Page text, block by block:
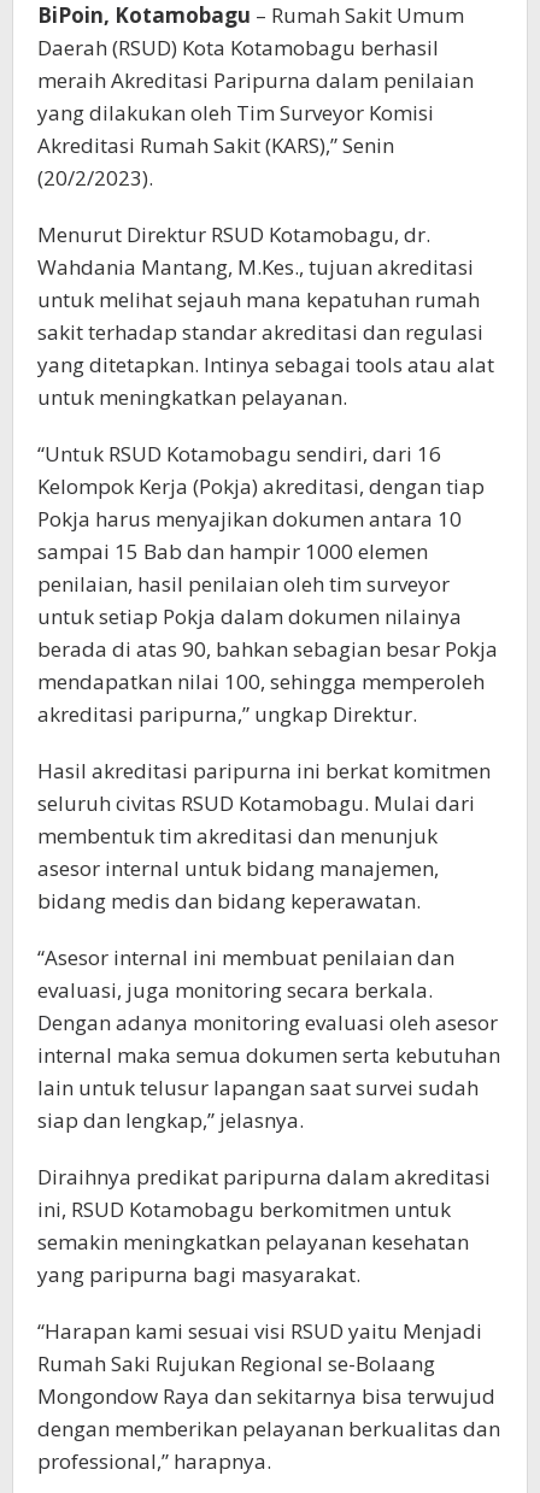
BiPoin, Kotamobagu – Rumah Sakit Umum
Daerah (RSUD) Kota Kotamobagu berhasil
meraih Akreditasi Paripurna dalam penilaian
yang dilakukan oleh Tim Surveyor Komisi
Akreditasi Rumah Sakit (KARS),” Senin
(20/2/2023).
Menurut Direktur RSUD Kotamobagu, dr.
Wahdania Mantang, M.Kes., tujuan akreditasi
untuk melihat sejauh mana kepatuhan rumah
sakit terhadap standar akreditasi dan regulasi
yang ditetapkan. Intinya sebagai tools atau alat
untuk meningkatkan pelayanan.
“Untuk RSUD Kotamobagu sendiri, dari 16
Kelompok Kerja (Pokja) akreditasi, dengan tiap
Pokja harus menyajikan dokumen antara 10
sampai 15 Bab dan hampir 1000 elemen
penilaian, hasil penilaian oleh tim surveyor
untuk setiap Pokja dalam dokumen nilainya
berada di atas 90, bahkan sebagian besar Pokja
mendapatkan nilai 100, sehingga memperoleh
akreditasi paripurna,” ungkap Direktur.
Hasil akreditasi paripurna ini berkat komitmen
seluruh civitas RSUD Kotamobagu. Mulai dari
membentuk tim akreditasi dan menunjuk
asesor internal untuk bidang manajemen,
bidang medis dan bidang keperawatan.
“Asesor internal ini membuat penilaian dan
evaluasi, juga monitoring secara berkala.
Dengan adanya monitoring evaluasi oleh asesor
internal maka semua dokumen serta kebutuhan
lain untuk telusur lapangan saat survei sudah
siap dan lengkap,” jelasnya.
Diraihnya predikat paripurna dalam akreditasi
ini, RSUD Kotamobagu berkomitmen untuk
semakin meningkatkan pelayanan kesehatan
yang paripurna bagi masyarakat.
“Harapan kami sesuai visi RSUD yaitu Menjadi
Rumah Saki Rujukan Regional se-Bolaang
Mongondow Raya dan sekitarnya bisa terwujud
dengan memberikan pelayanan berkualitas dan
professional,” harapnya.